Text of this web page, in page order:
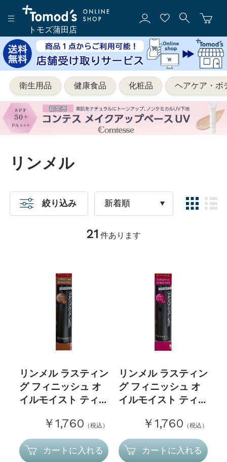
トモズ蒲田店
衛生用品 健康食品 化粧品 ヘアケア・ボ
リンメル
絞り込み
21 件あります
リンメル ラスティン
グ フィニッシュ オ
イルモイスト ティ...
￥1,760 （税込）
カートに入れる
リンメル ラスティン
グ フィニッシュ オ
イルモイスト ティ...
￥1,760 （税込）
カートに入れる